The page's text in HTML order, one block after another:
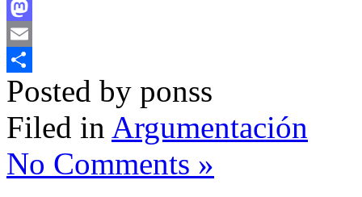
Facebook
Mastodon
Email
Compartir
Posted by ponss
Filed in Argumentación
No Comments »